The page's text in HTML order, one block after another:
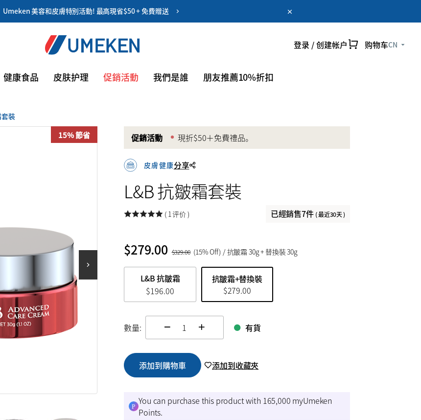
Umeken 美容和皮膚特別活動! 最高現省$50 + 免費贈送
登录 / 创建帐户 购物车CN
健康食品 皮肤护理 促銷活動 我們是誰 朋友推薦10%折扣
裝
15% 節省 促銷活動 現折$50＋免費禮品。
皮膚健康分享
L&B 抗皺霜套裝
( 1 评价 ) 已經銷售7件 ( 最近30天 )
$279.00 $329.00 (15% Off) / 抗皺霜 30g + 替換裝 30g
L&B 抗皺霜
$196.00
抗皺霜+替換裝
$279.00
數量: change quamtity 有貨
添加到購物車 添加到收藏夾
You can purchase this product with 165,000 myUmeken
Points.
记住我
优惠券
惠券
myUmeken